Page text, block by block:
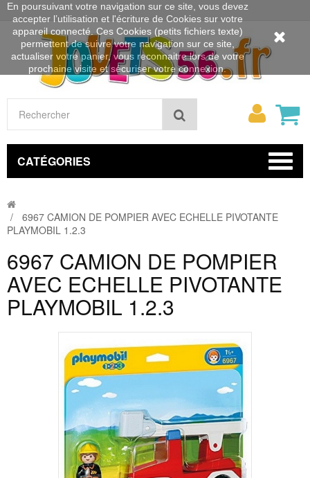
Rechercher
Mon
CATÉGORIES
6967 CAMION DE POMPIER AVEC ECHELLE PIVOTANTE
PLAYMOBIL 1.2.3
6967 CAMION DE POMPIER
AVEC ECHELLE PIVOTANTE
PLAYMOBIL 1.2.3
En poursuivant votre navigation sur ce site, vous devez
accepter l’utilisation et l'écriture de Cookies sur votre
appareil connecté. Ces Cookies (petits fichiers texte)
permettent de suivre votre navigation sur ce site,
actualiser votre panier, vous reconnaitre lors de votre
prochaine visite et sécuriser votre connexion.